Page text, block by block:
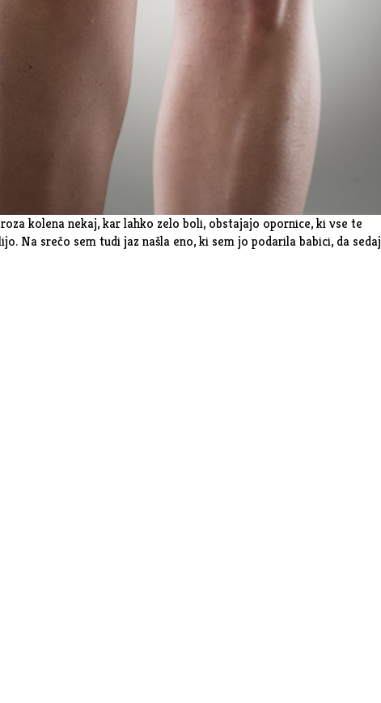
kolena nekaj, kar lahko zelo boli, obstajajo opornice, ki vse te
Na srečo sem tudi jaz našla eno, ki sem jo podarila babici, da sedaj